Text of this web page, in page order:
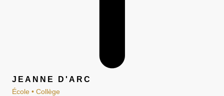
JEANNE D'ARC
École • Collège